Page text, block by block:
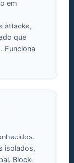
em
attacks,
que
Funciona
isolados,
Block-